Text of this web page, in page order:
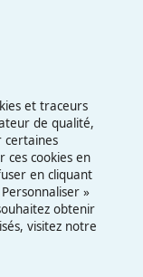
et traceurs
de qualité,
certaines
ces cookies en
en cliquant
»
obtenir
visitez notre